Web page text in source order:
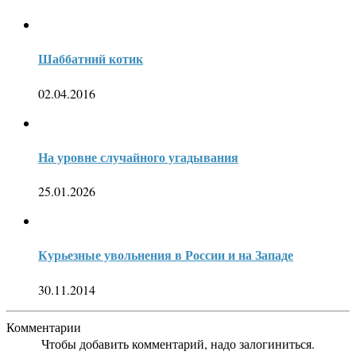
Шаббатний котик
02.04.2016
На уровне случайного угадывания
25.01.2026
Курьезные увольнения в России и на Западе
30.11.2014
Комментарии
Чтобы добавить комментарий, надо залогиниться.